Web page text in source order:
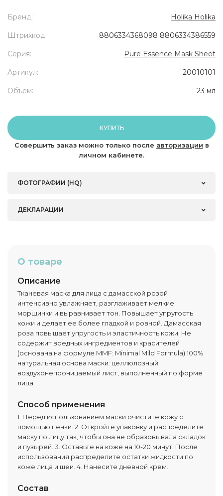
Бренд: Holika Holika
Штрихкод: 8806334368098 8806334386559
Серия: Pure Essence Mask Sheet
Артикул: 20010101
Объем: 23 мл
КУПИТЬ
Совершить заказ можно только после авторизации в
личном кабинете.
ФОТОГРАФИИ (HQ)
ДЕКЛАРАЦИИ
О товаре
Описание
Тканевая маска для лица с дамасской розой
интенсивно увлажняет, разглаживает мелкие
морщинки и выравнивает тон. Повышает упругость
кожи и делает ее более гладкой и ровной. Дамасская
роза повышает упругость и эластичность кожи. Не
содержит вредных ингредиентов и красителей
(основана на формуле MMF: Minimal Mild Formula) 100%
натуральная основа маски: целлюлозный
воздухонепроницаемый лист, выполненный по форме
лица
Способ применения
1. Перед использованием маски очистите кожу с
помощью пенки. 2. Откройте упаковку и распределите
маску по лицу так, чтобы она не образовывала складок
и пузырей. 3. Оставьте на коже на 10-20 минут. После
использования распределите остатки жидкости по
коже лица и шеи. 4. Нанесите дневной крем.
Состав